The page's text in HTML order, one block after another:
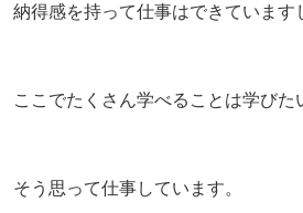
納得感を持って仕事はできています
ここでたくさん学べることは学びた
そう思って仕事しています。